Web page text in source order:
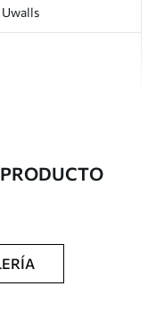
Uwalls
de barniz
de pared con
pueden